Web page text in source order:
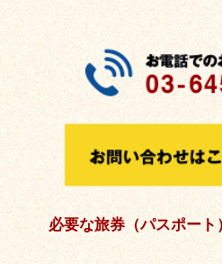
必要な旅券（パスポート